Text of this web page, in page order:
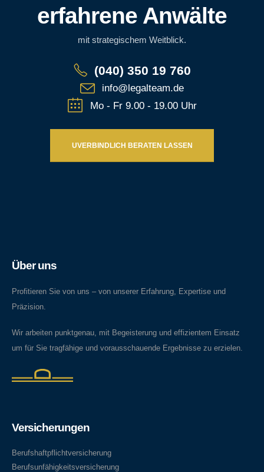
erfahrene Anwälte
mit strategischem Weitblick.
(040) 350 19 760
info@legalteam.de
Mo - Fr 9.00 - 19.00 Uhr
UVERBINDLICH BERATEN LASSEN
Über uns
Profitieren Sie von uns – von unserer Erfahrung, Expertise und
Präzision.
Wir arbeiten punktgenau, mit Begeisterung und effizientem Einsatz
um für Sie tragfähige und vorausschauende Ergebnisse zu erzielen.
Versicherungen
Berufshaftpflichtversicherung
Berufsunfähigkeitsversicherung